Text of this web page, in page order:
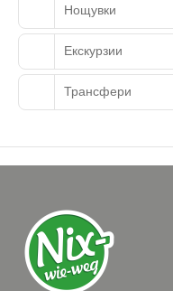
Нощувки
Екскурзии
Трансфери